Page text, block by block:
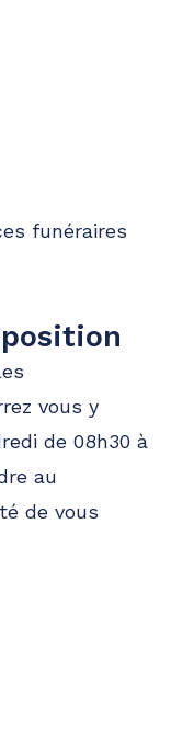
funéraires
vous y
de 08h30 à
au
de vous